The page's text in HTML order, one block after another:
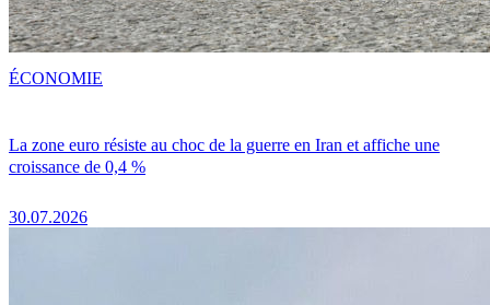
La zone euro résiste au choc de la guerre en Iran et affiche une
croissance de 0,4 %
30.07.2026
ÉCONOMIE